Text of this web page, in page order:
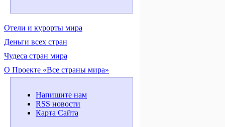
Отели и курорты мира
Деньги всех стран
Чудеса стран мира
О Проекте «Все страны мира»
Напишите нам
RSS новости
Карта Сайта